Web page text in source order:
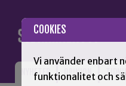
COOKIES
Vi använder enbart
funktionalitet och
NYHETER OPINION